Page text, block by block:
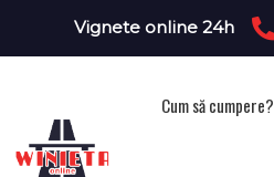
Vignete online 24h
Cum să cumpere?